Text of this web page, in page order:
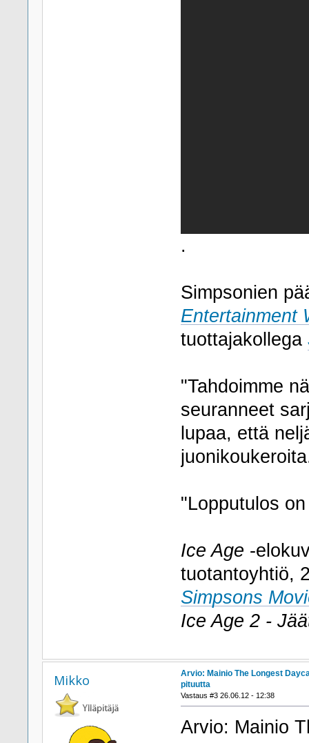
.
Simpsonien
Entertainment
tuottajakollega
"Tahdoimme
seuranneet
lupaa, että
"Lopputulos
Ice Age -
tuotantoyhtiö,
Simpsons
Ice Age 2 -
Mikko
Arvio: Mainio The Longest
pituutta
Vastaus #3 26.06.12 - 12:38
Arvio: Mainio